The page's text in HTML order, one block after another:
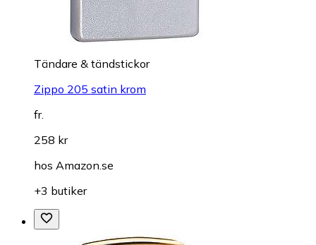
Tändare & tändstickor
Zippo 205 satin krom
fr.
258 kr
hos Amazon.se
+3 butiker